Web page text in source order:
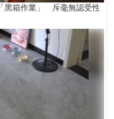
黑箱作業」 斥毫無認受性